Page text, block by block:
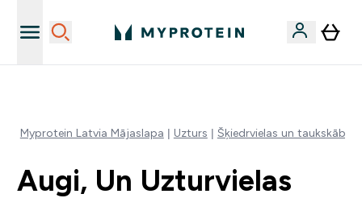
Myprotein Latvia Mājaslapa Uzturs Šķiedrvielas un taukskābes
Augi, Un Uzturvielas